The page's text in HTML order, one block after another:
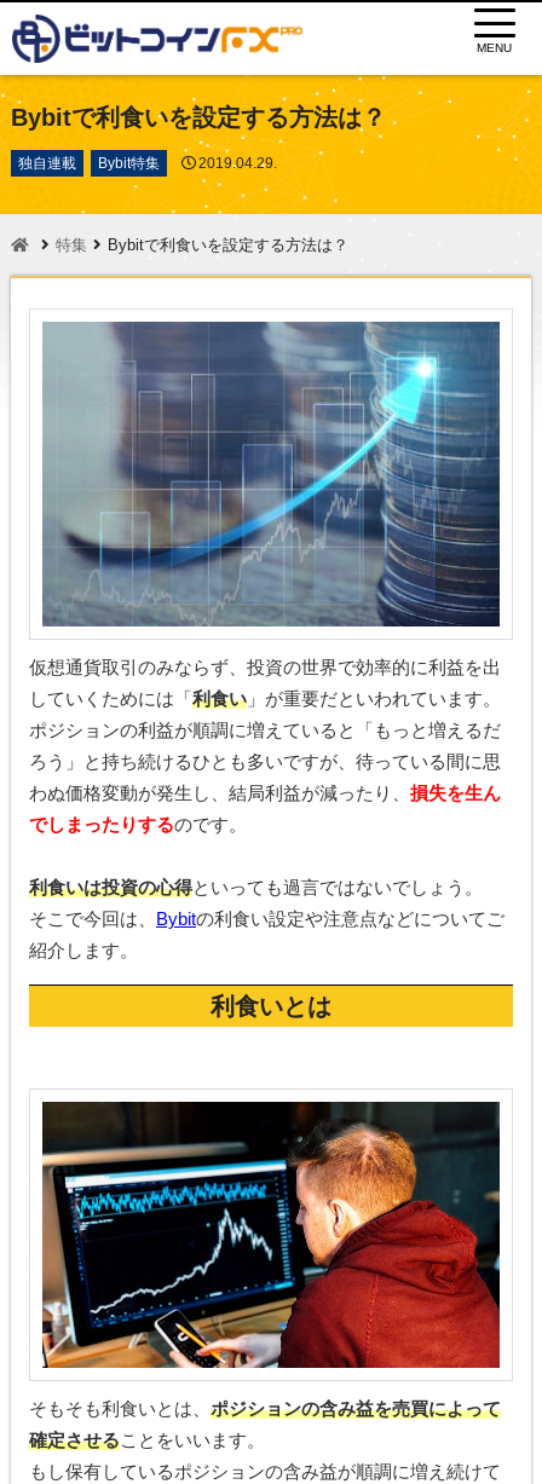
MENU
Bybitで利食いを設定する方法は？
独自連載 Bybit特集 2019.04.29.
特集 Bybitで利食いを設定する方法は？
仮想通貨取引のみならず、投資の世界で効率的に利益を出
していくためには「利食い」が重要だといわれています。
ポジションの利益が順調に増えていると「もっと増えるだ
ろう」と持ち続けるひとも多いですが、待っている間に思
わぬ価格変動が発生し、結局利益が減ったり、 損失を生ん
でしまったりするのです。
利食いは投資の心得といっても過言ではないでしょう。
そこで今回は、 Bybitの利食い設定や注意点などについてご
紹介します。
利食いとは
そもそも利食いとは、 ポジションの含み益を売買によって
確定させることをいいます。
もし保有しているポジションの含み益が順調に増え続けて